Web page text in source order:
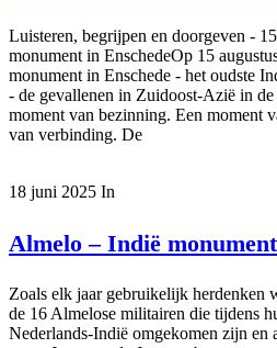
Luisteren, begrijpen en doorgeven -
monument in EnschedeOp 15
monument in Enschede - het oudste
- de gevallenen in Zuidoost-Azië in
moment van bezinning. Een moment
van verbinding. De
18 juni 2025 In
Almelo – Indië monument
Zoals elk jaar gebruikelijk herdenken
de 16 Almelose militairen die tijdens
Nederlands-Indië omgekomen zijn en